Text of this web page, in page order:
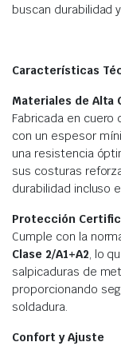
buscan durabilidad
Características
Materiales de Alta
Fabricada en cuero
con un espesor
una resistencia
sus costuras
durabilidad incluso
Protección
Cumple con la
Clase 2/A1+A2, lo
salpicaduras de
proporcionando
soldadura.
Confort y Ajuste